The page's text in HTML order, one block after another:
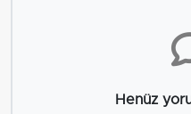
Henüz